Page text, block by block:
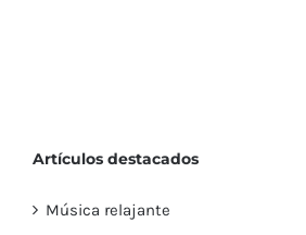
Artículos destacados
Música relajante